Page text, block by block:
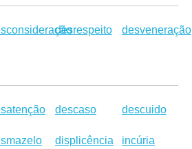
desrespeito desveneração
descaso descuido
displicência incúria